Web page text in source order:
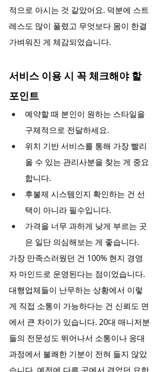
적으로 아시는 것 같았어요. 덕분에 스트
레스도 많이 풀렸고 무엇보다 몸이 한결
가벼워진 게 체감되었습니다.
서비스 이용 시 꼭 체크해야 할
포인트
예약할 때 본인이 원하는 스타일을
구체적으로 전달하세요.
위치 기반 서비스를 통해 가장 빨리
올 수 있는 관리사분을 찾는 게 중요
합니다.
후불제 시스템인지 확인하는 건 선
택이 아니라 필수입니다.
가격을 너무 과하게 낮게 부르는 곳
은 일단 의심해보는 게 좋습니다.
가장 만족스러웠던 건 100% 현지 경영
자 마인드로 운영된다는 점이었습니다.
대행업체들이 난무하는 상황에서 이렇
게 직접 소통이 가능하다는 건 신뢰도 면
에서 큰 차이가 있습니다. 20대 매니저분
들의 전문성도 뛰어나서 소통이나 응대
과정에서 불쾌한 기분이 전혀 들지 않았